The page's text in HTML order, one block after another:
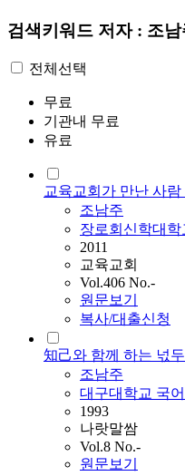
검색키워드 저자 : 조남
전체선택
무료
기관내 무료
유료
교육교회가 만난 사
조남주
장로회신학대
2011
교육교회
Vol.406 No.-
원문보기
복사/대출신청
知己와 함께 하는 넋두
조남주
대구대학교 국
1993
나랏말쌈
Vol.8 No.-
원문보기